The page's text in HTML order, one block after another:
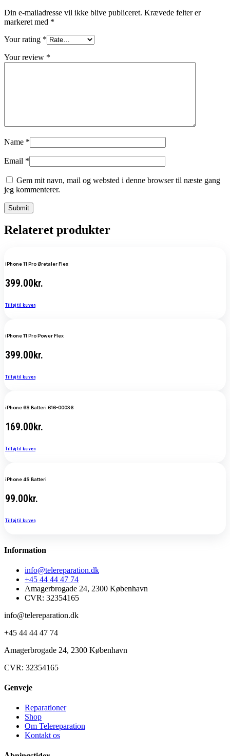
Din e-mailadresse vil ikke blive publiceret. Krævede felter er
markeret med *
Your rating *
Your review *
Name *
Email *
Gem mit navn, mail og websted i denne browser til næste gang
jeg kommenterer.
Relateret produkter
iPhone 11 Pro Øretaler Flex
399.00kr.
Tilføj til kurven
iPhone 11 Pro Power Flex
399.00kr.
Tilføj til kurven
iPhone 6S Batteri 616-00036
169.00kr.
Tilføj til kurven
iPhone 4S Batteri
99.00kr.
Tilføj til kurven
Information
info@telereparation.dk
+45 44 44 47 74
Amagerbrogade 24, 2300 København
CVR: 32354165
info@telereparation.dk
+45 44 44 47 74
Amagerbrogade 24, 2300 København
CVR: 32354165
Genveje
Reparationer
Shop
Om Telereparation
Kontakt os